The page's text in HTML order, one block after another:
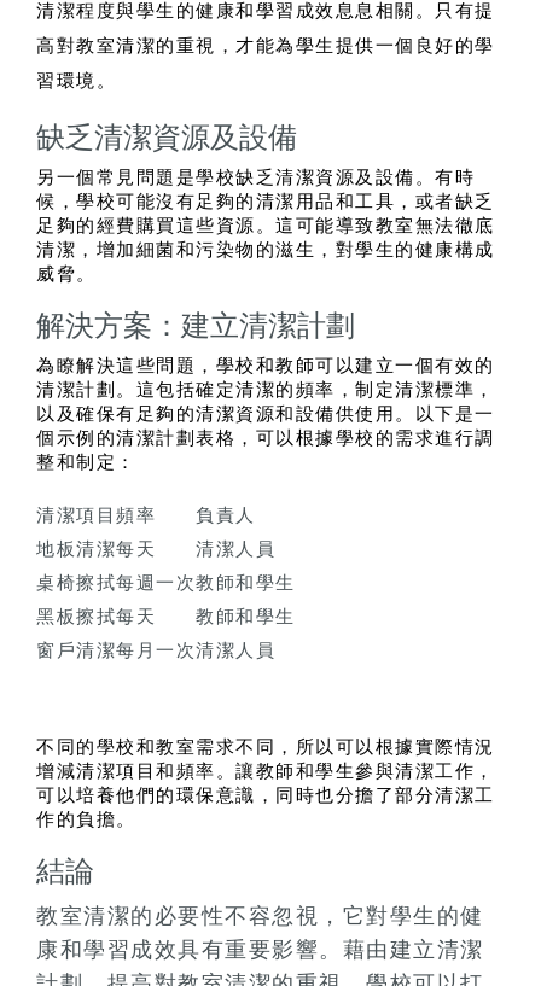
清潔程度與學生的健康和學習成效息息相關。只有提
高對教室清潔的重視，才能為學生提供一個良好的學
習環境。
缺乏清潔資源及設備
另一個常見問題是學校缺乏清潔資源及設備。有時
候，學校可能沒有足夠的清潔用品和工具，或者缺乏
足夠的經費購買這些資源。這可能導致教室無法徹底
清潔，增加細菌和污染物的滋生，對學生的健康構成
威脅。
解決方案：建立清潔計劃
為瞭解決這些問題，學校和教師可以建立一個有效的
清潔計劃。這包括確定清潔的頻率，制定清潔標準，
以及確保有足夠的清潔資源和設備供使用。以下是一
個示例的清潔計劃表格，可以根據學校的需求進行調
整和制定：
清潔項目 頻率
負責人
地板清潔每天
清潔人員
桌椅擦拭每週一次教師和學生
黑板擦拭每天
教師和學生
窗戶清潔每月一次清潔人員
不同的學校和教室需求不同，所以可以根據實際情況
增減清潔項目和頻率。讓教師和學生參與清潔工作，
可以培養他們的環保意識，同時也分擔了部分清潔工
作的負擔。
結論
教室清潔的必要性不容忽視，它對學生的健
康和學習成效具有重要影響。藉由建立清潔